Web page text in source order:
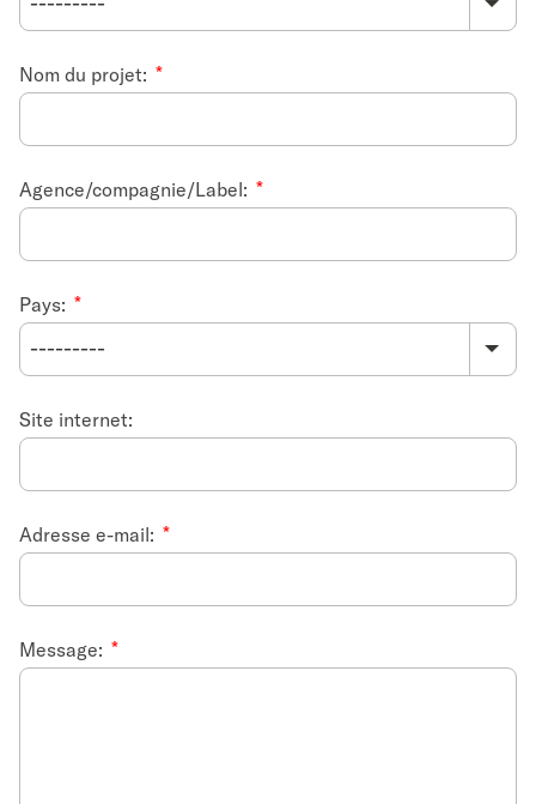
Nom du projet:
Agence/compagnie/Label:
Pays:
Site internet:
Adresse e-mail:
Message: